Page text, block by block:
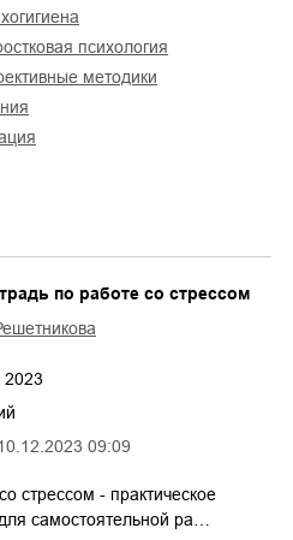
психология
методики
09:09
по работе со стрессом
2023
стрессом - практическое
самостоятельной ра…